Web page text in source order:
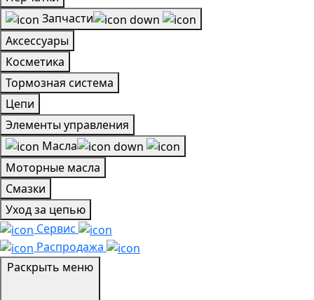
Запчасти
Аксессуары
Косметика
Тормозная система
Цепи
Элементы управления
Масла
Моторные масла
Смазки
Уход за цепью
Сервис
Распродажа